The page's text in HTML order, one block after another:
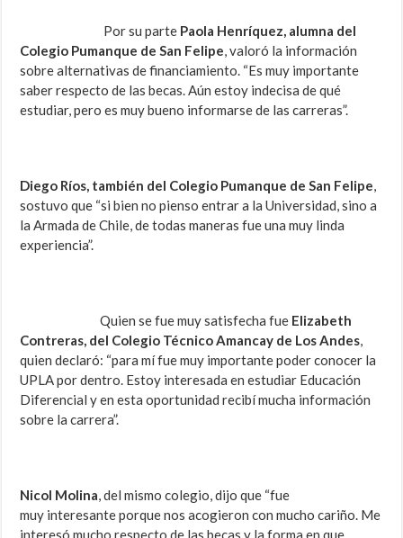
Por su parte Paola Henríquez, alumna del
Colegio Pumanque de San Felipe, valoró la información
sobre alternativas de financiamiento. “Es muy importante
saber respecto de las becas. Aún estoy indecisa de qué
estudiar, pero es muy bueno informarse de las carreras”.
Diego Ríos, también del Colegio Pumanque de San Felipe,
sostuvo que “si bien no pienso entrar a la Universidad, sino a
la Armada de Chile, de todas maneras fue una muy linda
experiencia”.
Quien se fue muy satisfecha fue Elizabeth
Contreras, del Colegio Técnico Amancay de Los Andes,
quien declaró: “para mí fue muy importante poder conocer la
UPLA por dentro. Estoy interesada en estudiar Educación
Diferencial y en esta oportunidad recibí mucha información
sobre la carrera”.
Nicol Molina, del mismo colegio, dijo que “fue
muy interesante porque nos acogieron con mucho cariño. Me